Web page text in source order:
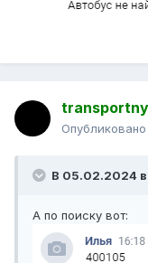
Опубликовано
В 05.02.2024 в
А по поиску вот: